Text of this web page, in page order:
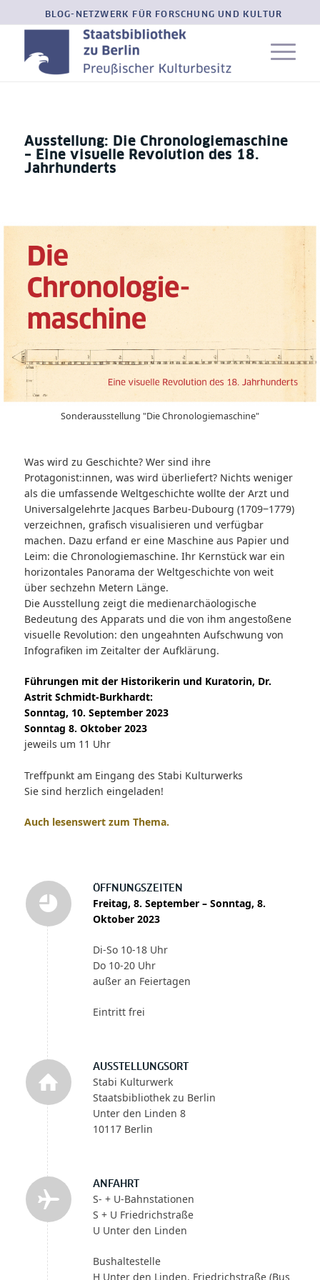
BLOG-NETZWERK FÜR FORSCHUNG UND KULTUR
Ausstellung: Die Chronologiemaschine
– Eine visuelle Revolution des 18.
Jahrhunderts
ÖFFNUNGSZEITEN
Freitag, 8. September – Sonntag, 8.
Oktober 2023
Di-So 10-18 Uhr
Do 10-20 Uhr
außer an Feiertagen
Eintritt frei
AUSSTELLUNGSORT
Stabi Kulturwerk
Staatsbibliothek zu Berlin
Unter den Linden 8
10117 Berlin
ANFAHRT
S- + U-Bahnstationen
S + U Friedrichstraße
U Unter den Linden
Bushaltestelle
H Unter den Linden, Friedrichstraße (Bus
Sonderausstellung "Die Chronologiemaschine"
Was wird zu Geschichte? Wer sind ihre
Protagonist:innen, was wird überliefert? Nichts weniger
als die umfassende Weltgeschichte wollte der Arzt und
Universalgelehrte Jacques Barbeu-Dubourg (1709‒1779)
verzeichnen, grafisch visualisieren und verfügbar
machen. Dazu erfand er eine Maschine aus Papier und
Leim: die Chronologiemaschine. Ihr Kernstück war ein
horizontales Panorama der Weltgeschichte von weit
über sechzehn Metern Länge.
Die Ausstellung zeigt die medienarchäologische
Bedeutung des Apparats und die von ihm angestoßene
visuelle Revolution: den ungeahnten Aufschwung von
Infografiken im Zeitalter der Aufklärung.
Führungen mit der Historikerin und Kuratorin, Dr.
Astrit Schmidt-Burkhardt:
Sonntag, 10. September 2023
Sonntag 8. Oktober 2023
jeweils um 11 Uhr
Treffpunkt am Eingang des Stabi Kulturwerks
Sie sind herzlich eingeladen!
Auch lesenswert zum Thema.